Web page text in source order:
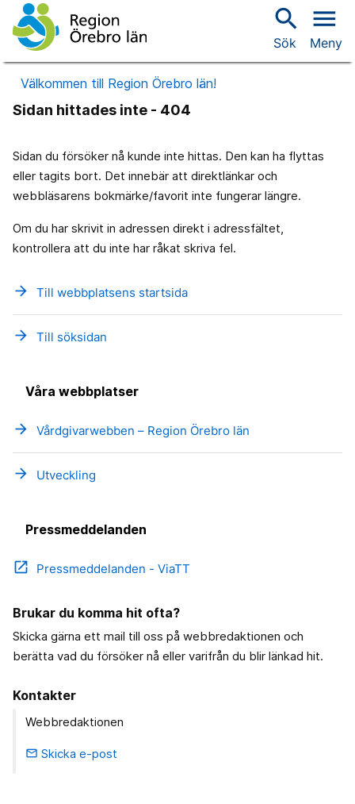
search
Sök
menu
Meny
Välkommen till Region Örebro län!
Sidan hittades inte - 404
Sidan du försöker nå kunde inte hittas. Den kan ha flyttas
eller tagits bort. Det innebär att direktlänkar och
webbläsarens bokmärke/favorit inte fungerar längre.
Om du har skrivit in adressen direkt i adressfältet,
kontrollera att du inte har råkat skriva fel.
arrow_forward Till webbplatsens startsida
arrow_forward Till söksidan
Våra webbplatser
arrow_forward Vårdgivarwebben – Region Örebro län
arrow_forward Utveckling
Pressmeddelanden
open_in_new Pressmeddelanden - ViaTT
Brukar du komma hit ofta?
Skicka gärna ett mail till oss på webbredaktionen och
berätta vad du försöker nå eller varifrån du blir länkad hit.
Kontakter
Webbredaktionen
email Skicka e-post